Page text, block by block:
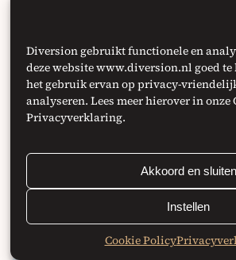
Diversion gebruikt functionele en
deze website www.diversion.nl goed
het gebruik ervan op privacy-
analyseren. Lees meer hierover in onze
Privacyverklaring.
Akkoord en sluiten
Instellen
Cookie Policy
Batsheba White
Senior Adviseur